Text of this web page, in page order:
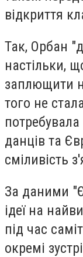
відкриття
Так, Орбан
настільки,
заплющити
того не
потребувала
данців та
сміливість
За даними
ідеї на
під час
окремі